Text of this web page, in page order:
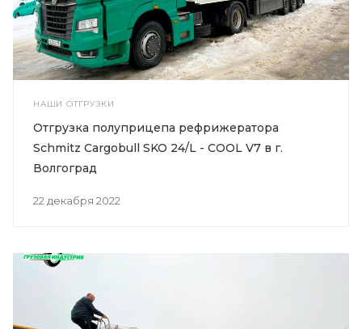
НАШИ ОТГРУЗКИ
22 декабря 2022
Отгрузка полуприцепа рефрижератора
Schmitz Cargobull SKO 24/L - COOL V7 в г.
Волгоград